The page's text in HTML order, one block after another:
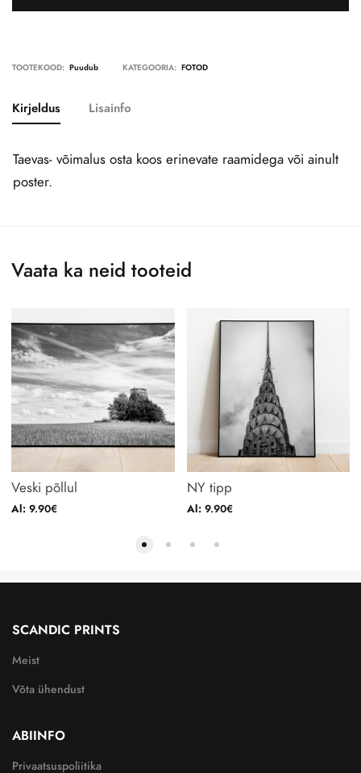
TOOTEKOOD: Puudub KATEGOORIA: FOTOD
Kirjeldus Lisainfo
Taevas- võimalus osta koos erinevate raamidega või ainult
poster.
Vaata ka neid tooteid
Veski põllul
Al: 9.90€
NY tipp
Al: 9.90€
SCANDIC PRINTS
Meist
Võta ühendust
ABIINFO
Privaatsuspoliitika